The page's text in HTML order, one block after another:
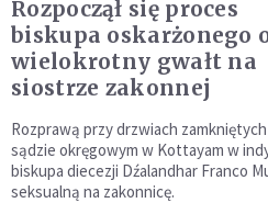
Rozpoczął się proces
biskupa oskarżonego
wielokrotny gwałt na
siostrze zakonnej
Rozprawą przy drzwiach
sądzie okręgowym w Kottayam w
biskupa diecezji Dźalandhar Franco
seksualną na zakonnicę.